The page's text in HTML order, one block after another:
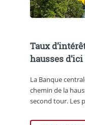
Taux
hausses
La Banque
chemin de la
second tour. Les